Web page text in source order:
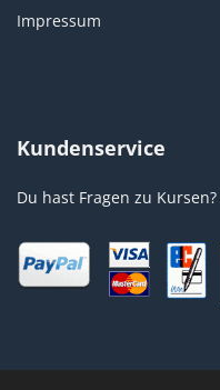
Impressum
Kundenservice
Du hast Fragen zu Kursen?